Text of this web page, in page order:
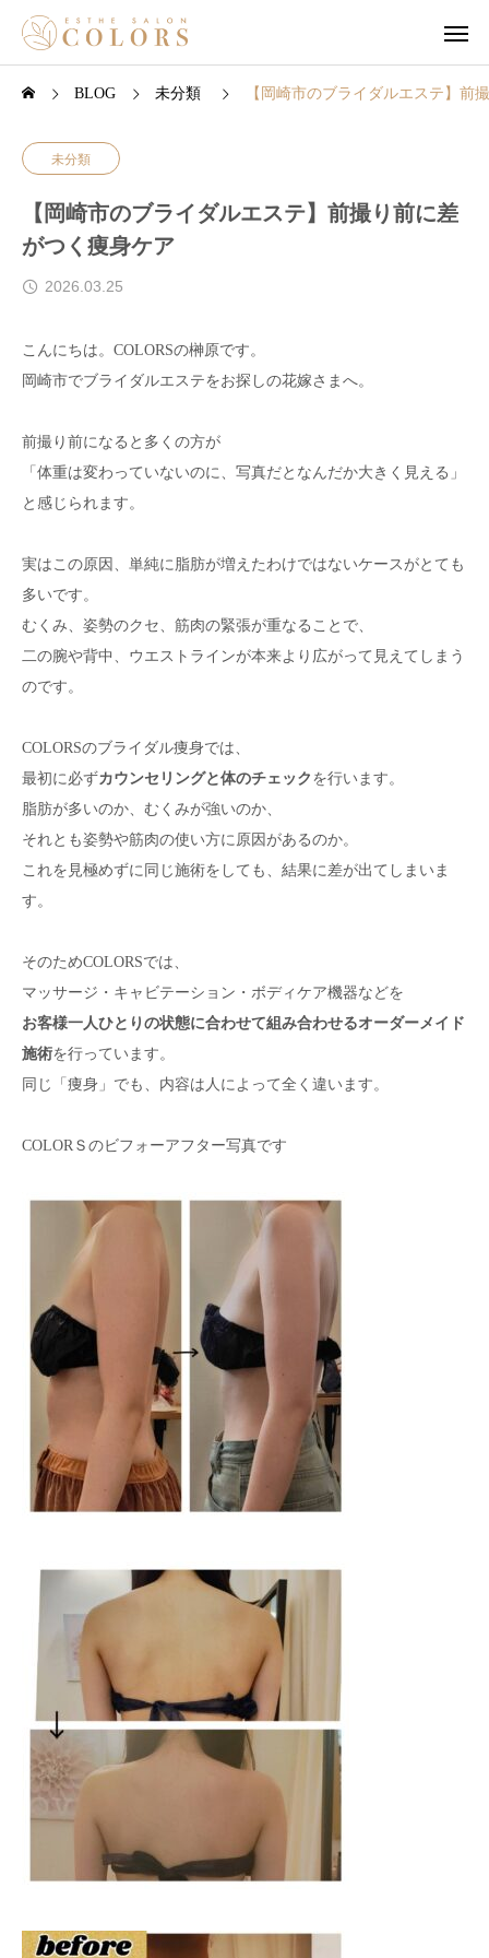
BLOG 未分類 【岡崎市のブライダルエステ】前
未分類
【岡崎市のブライダルエステ】前撮り前に差
がつく痩身ケア
2026.03.25
こんにちは。COLORSの榊原です。
岡崎市でブライダルエステをお探しの花嫁さまへ。
前撮り前になると多くの方が
「体重は変わっていないのに、写真だとなんだか大きく見える」
と感じられます。
実はこの原因、単純に脂肪が増えたわけではないケースがとても
多いです。
むくみ、姿勢のクセ、筋肉の緊張が重なることで、
二の腕や背中、ウエストラインが本来より広がって見えてしまう
のです。
COLORSのブライダル痩身では、
最初に必ずカウンセリングと体のチェック を行います。
脂肪が多いのか、むくみが強いのか、
それとも姿勢や筋肉の使い方に原因があるのか。
これを見極めずに同じ施術をしても、結果に差が出てしまいま
す。
そのためCOLORSでは、
マッサージ・キャビテーション・ボディケア機器などを
お客様一人ひとりの状態に合わせて組み合わせるオーダーメイド
施術を行っています。
同じ「痩身」でも、内容は人によって全く違います。
COLORＳのビフォーアフター写真です